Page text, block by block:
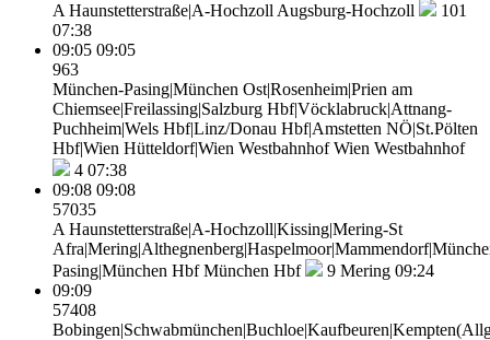
A Haunstetterstraße|A-Hochzoll Augsburg-Hochzoll
101
07:38
09:05 09:05
963
München-Pasing|München Ost|Rosenheim|Prien am
Chiemsee|Freilassing|Salzburg Hbf|Vöcklabruck|Attnang-
Puchheim|Wels Hbf|Linz/Donau Hbf|Amstetten NÖ|St.Pölten
Hbf|Wien Hütteldorf|Wien WestbahnhofWien Westbahnhof
4 07:38
09:08 09:08
57035
A Haunstetterstraße|A-Hochzoll|Kissing|Mering-St
Pasing|München HbfMünchen Hbf 9 Mering 09:24
09:09
57408